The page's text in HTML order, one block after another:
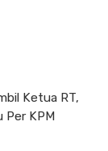
Ketua RT,
Per KPM